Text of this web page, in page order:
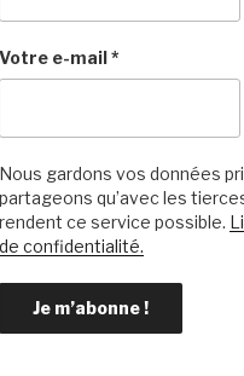
Votre e-mail*
Nous gardons vos données
partageons qu’avec les
rendent ce service possible.
de confidentialité.